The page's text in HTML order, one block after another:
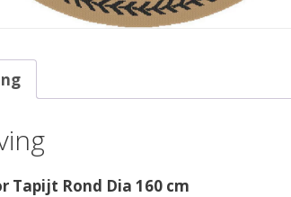
Tapijt Rond Dia 160 cm